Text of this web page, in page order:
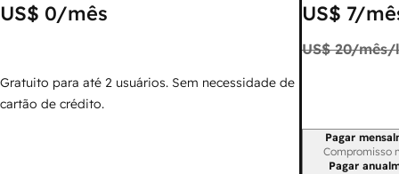
US$ 0/mês
Gratuito para até 2 usuários. Sem necessidade de
cartão de crédito.
US$ 7/
US$ 20/mês/
Período de
Pagar
Compromisso
Pagar